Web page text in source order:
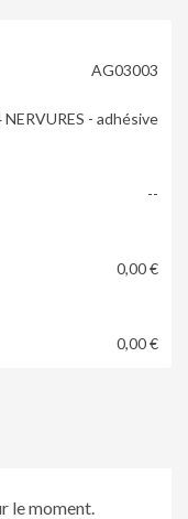
AG03003
- adhésive
--
0,00 €
0,00 €
le moment.